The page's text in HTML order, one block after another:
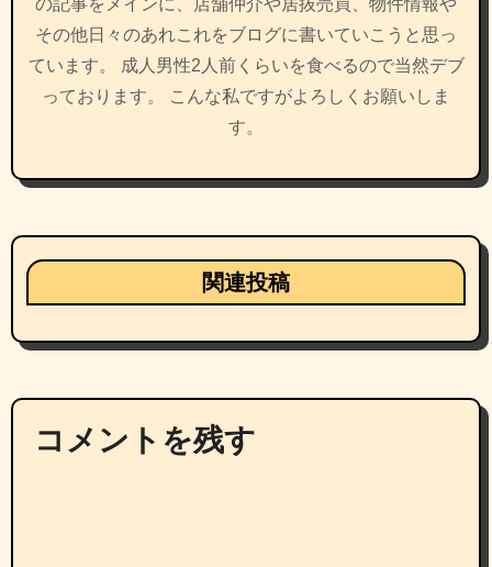
の記事をメインに、店舗仲介や居抜売買、物件情報や
その他日々のあれこれをブログに書いていこうと思っ
ています。 成人男性2人前くらいを食べるので当然デブ
っております。 こんな私ですがよろしくお願いしま
す。
関連投稿
コメントを残す